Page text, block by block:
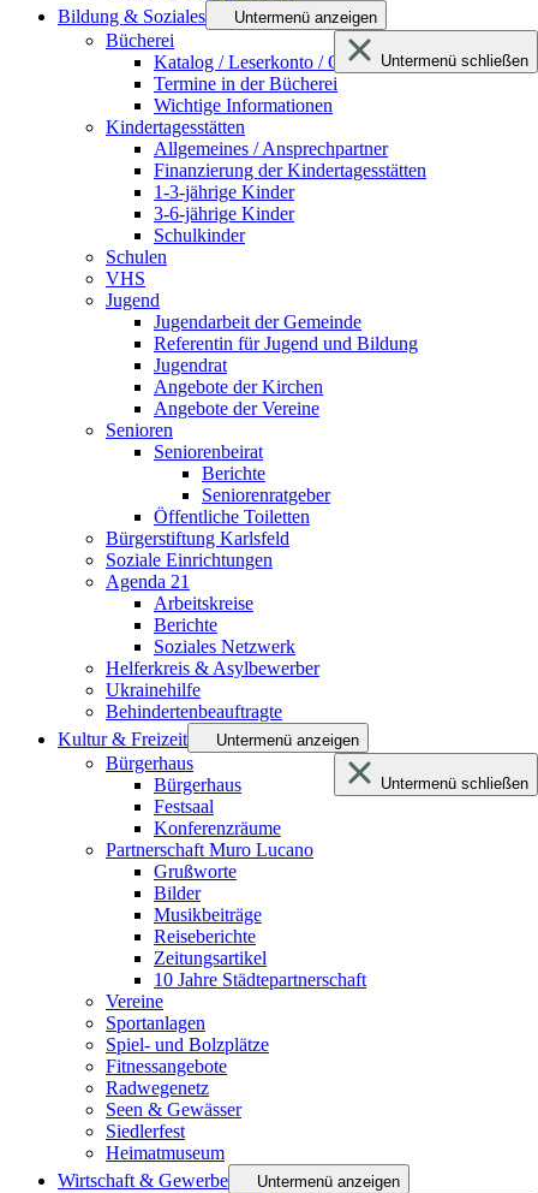
Bildung & Soziales
Untermenü anzeigen
Untermenü schließen
Bücherei
Katalog / Leserkonto / Onleihe netBIB24
Termine in der Bücherei
Wichtige Informationen
Kindertagesstätten
Allgemeines / Ansprechpartner
Finanzierung der Kindertagesstätten
1-3-jährige Kinder
3-6-jährige Kinder
Schulkinder
Schulen
VHS
Jugend
Jugendarbeit der Gemeinde
Referentin für Jugend und Bildung
Jugendrat
Angebote der Kirchen
Angebote der Vereine
Senioren
Seniorenbeirat
Berichte
Seniorenratgeber
Öffentliche Toiletten
Bürgerstiftung Karlsfeld
Soziale Einrichtungen
Agenda 21
Arbeitskreise
Berichte
Soziales Netzwerk
Helferkreis & Asylbewerber
Ukrainehilfe
Behindertenbeauftragte
Kultur & Freizeit
Untermenü anzeigen
Untermenü schließen
Bürgerhaus
Bürgerhaus
Festsaal
Konferenzräume
Partnerschaft Muro Lucano
Grußworte
Bilder
Musikbeiträge
Reiseberichte
Zeitungsartikel
10 Jahre Städtepartnerschaft
Vereine
Sportanlagen
Spiel- und Bolzplätze
Fitnessangebote
Radwegenetz
Seen & Gewässer
Siedlerfest
Heimatmuseum
Wirtschaft & Gewerbe
Untermenü anzeigen